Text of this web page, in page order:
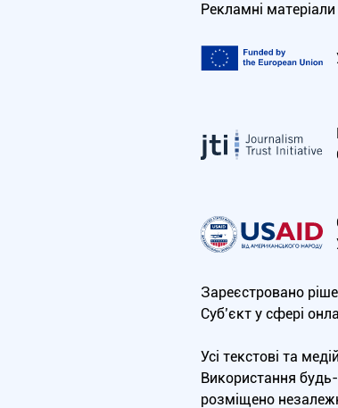
Рекламні
Зареєстровано
Cуб’єкт у сфері
Усі текстові та
Використання
розміщено